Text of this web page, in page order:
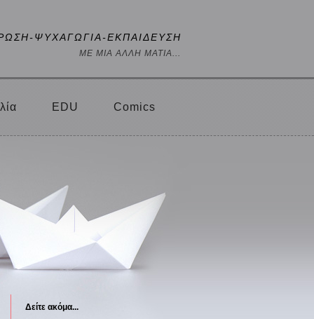
ΨΥΧΑΓΩΓΙΑ-ΕΚΠΑΙΔΕΥΣΗ
ΜΕ ΜΙΑ ΑΛΛΗ ΜΑΤΙΑ...
EDU Comics
Δείτε ακόμα...